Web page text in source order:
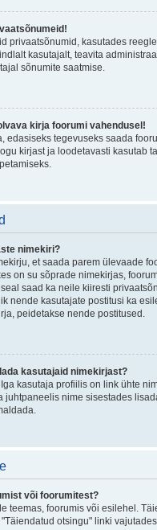
privaatsõnumid, kasutades
kasutajalt, teavita
sõnumite saatmise.
kirja foorumi vahendusel!
edasiseks tegevuseks saada
kirjast ja loodetavasti kasutab
nimekiri?
et saada parem ülevaade
on su sõprade nimekirjas,
saad ka neile kiiresti
nende kasutajate postitusi ka
peidetakse nende postitused.
kasutajaid nimekirjast?
kasutaja profiilis on link ühte
juhtpaneelis nime sisestades
või foorumitest?
teemas, foorumis või esilehel.
otsingu" linki